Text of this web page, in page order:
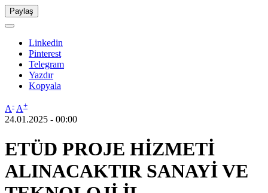
Paylaş
Linkedin
Pinterest
Telegram
Yazdır
Kopyala
A- A+
24.01.2025 - 00:00
ETÜD PROJE HİZMETİ
ALINACAKTIR SANAYİ VE